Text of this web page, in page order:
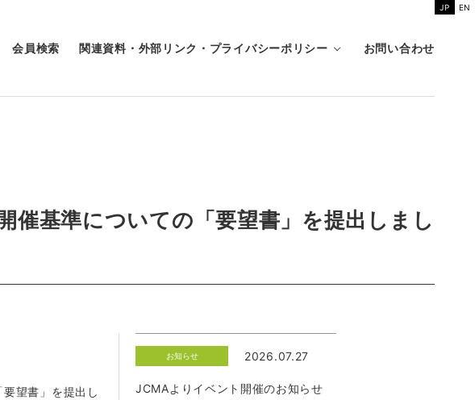
会員検索 関連資料・外部リンク・プライバシーポリシー お問い合わせ
JP EN
催基準についての「要望書」を提出しまし
望書」を提出し
お知らせ 2026.07.27
JCMAよりイベント開催のお知らせ